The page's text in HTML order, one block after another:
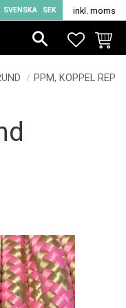
SVENSKA SEK inkl. moms
PPM, KOPPEL REP